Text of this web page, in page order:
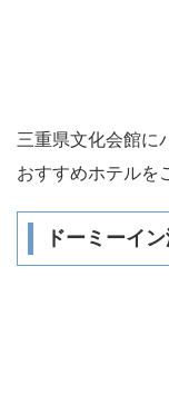
三重県文化会館に
おすすめホテルを
ドーミーイ